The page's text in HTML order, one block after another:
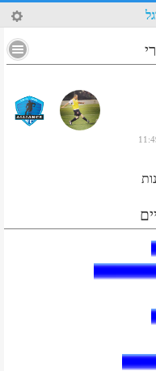
96